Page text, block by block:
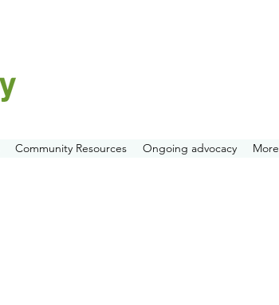
Community Resources Ongoing advocacy More